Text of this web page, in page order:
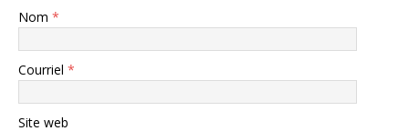
Nom *
Courriel *
Site web